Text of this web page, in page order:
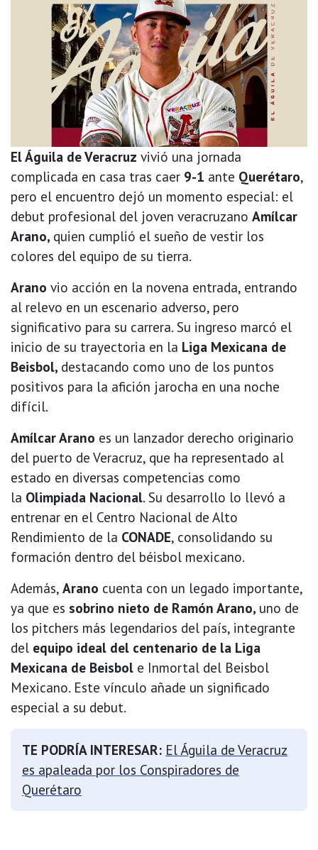
El Águila de Veracruz vivió una jornada
complicada en casa tras caer 9-1 ante Querétaro,
pero el encuentro dejó un momento especial: el
debut profesional del joven veracruzano Amílcar
Arano, quien cumplió el sueño de vestir los
colores del equipo de su tierra.
Arano vio acción en la novena entrada, entrando
al relevo en un escenario adverso, pero
significativo para su carrera. Su ingreso marcó el
inicio de su trayectoria en la Liga Mexicana de
Beisbol, destacando como uno de los puntos
positivos para la afición jarocha en una noche
difícil.
Amílcar Arano es un lanzador derecho originario
del puerto de Veracruz, que ha representado al
estado en diversas competencias como
la Olimpiada Nacional. Su desarrollo lo llevó a
entrenar en el Centro Nacional de Alto
Rendimiento de la CONADE, consolidando su
formación dentro del béisbol mexicano.
Además, Arano cuenta con un legado importante,
ya que es sobrino nieto de Ramón Arano, uno de
los pitchers más legendarios del país, integrante
del equipo ideal del centenario de la Liga
Mexicana de Beisbol e Inmortal del Beisbol
Mexicano. Este vínculo añade un significado
especial a su debut.
TE PODRÍA INTERESAR: El Águila de Veracruz
es apaleada por los Conspiradores de
Querétaro